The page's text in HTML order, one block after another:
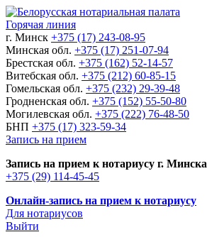
Горячая линия
г. Минск +375 (17) 243-08-95
Минская обл. +375 (17) 251-07-94
Брестская обл. +375 (162) 52-14-57
Витебская обл. +375 (212) 60-85-15
Гомельская обл. +375 (232) 29-39-48
Гродненская обл. +375 (152) 55-50-80
Могилевская обл. +375 (222) 76-48-50
БНП +375 (17) 323-59-34
Запись на прием
Запись на прием к нотариусу г. Минска
+375 (29) 114-45-45
Онлайн-запись на прием к нотариусу
Для нотариусов
Выйти